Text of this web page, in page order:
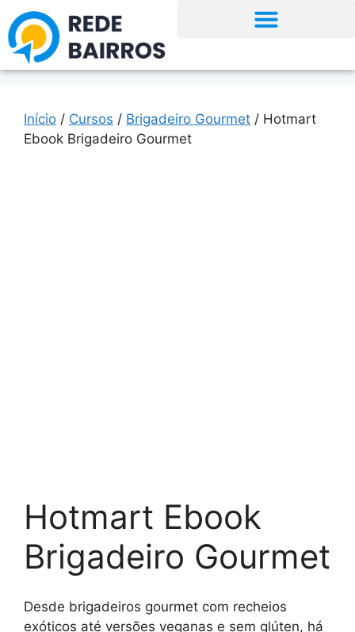
Início / Cursos / Brigadeiro Gourmet / Hotmart
Ebook Brigadeiro Gourmet
Hotmart Ebook
Brigadeiro Gourmet
Desde brigadeiros gourmet com recheios
exóticos até versões veganas e sem glúten, há